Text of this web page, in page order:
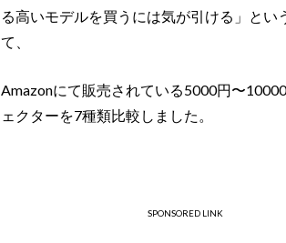
る高いモデルを買うには気が引ける」とい
て、
Amazonにて販売されている5000円〜
ェクターを7種類比較しました。
SPONSORED LINK